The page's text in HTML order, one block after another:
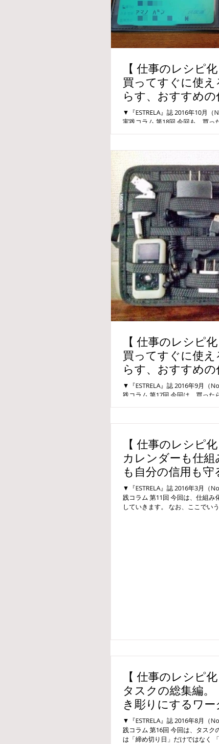
【 仕事のレシピ
買ってすぐに使
らす、おすすめ
化流活用法【 ２ 】
▼『ESTRELA』誌 2016年10月
実践コラム 第18回 今回も、買
【 仕事のレシピ
買ってすぐに使
らす、おすすめ
化流活用法【 １ 】
▼『ESTRELA』誌 2016年9月（
践コラム 第17回 今回は、買っ
【 仕事のレシピ
カレンダーも仕
も自分の信用も
活用法
▼『ESTRELA』誌 2016年3月（
践コラム 第11回 今回は、仕組
していきます。 なお、ここでい
【 仕事のレシピ
タスクの総集編
き彫りにするワ
で毎日の仕事は
▼『ESTRELA』誌 2016年8月（
践コラム 第16回 今回は、タス
は「締め切り日」だけではなく